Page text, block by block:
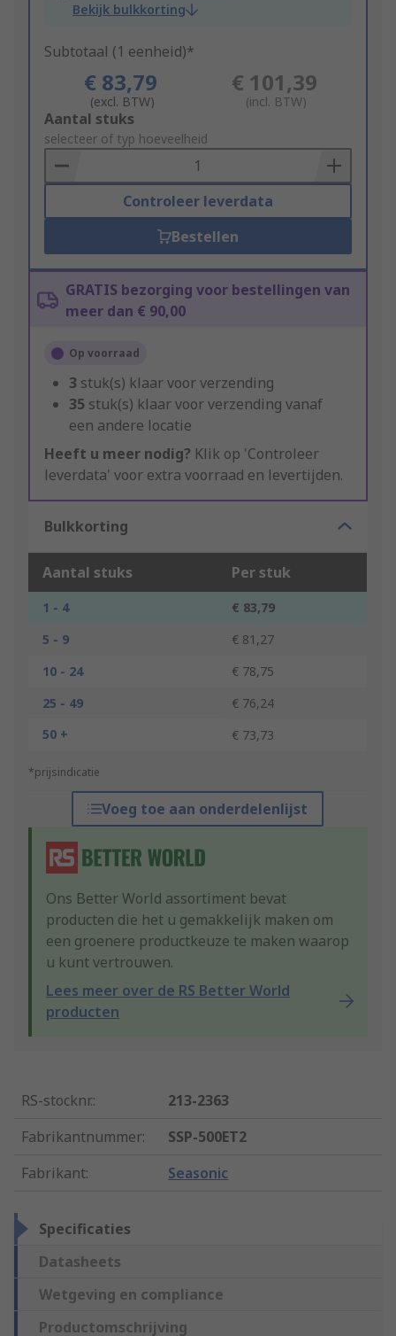
Bekijk bulkkorting
Subtotaal (1 eenheid)*
€ 83,79
(excl. BTW)
€ 101,39
(incl. BTW)
Add
to
Basket
Aantal stuks
selecteer of typ hoeveelheid
Controleer leverdata
Bestellen
GRATIS bezorging voor bestellingen van
meer dan € 90,00
Op voorraad
3 stuk(s) klaar voor verzending
35 stuk(s) klaar voor verzending vanaf
een andere locatie
Heeft u meer nodig? Klik op 'Controleer
leverdata' voor extra voorraad en levertijden.
Bulkkorting
Aantal stuks Per stuk
1 - 4
€ 83,79
5 - 9
€ 81,27
10 - 24
€ 78,75
25 - 49
€ 76,24
50 +
€ 73,73
*prijsindicatie
Voeg toe aan onderdelenlijst
Ons Better World assortiment bevat
producten die het u gemakkelijk maken om
een groenere productkeuze te maken waarop
u kunt vertrouwen.
Lees meer over de RS Better World
producten
RS-stocknr.:
213-2363
Fabrikantnummer:
SSP-500ET2
Fabrikant: Seasonic
Specificaties
Datasheets
Wetgeving en compliance
Productomschrijving